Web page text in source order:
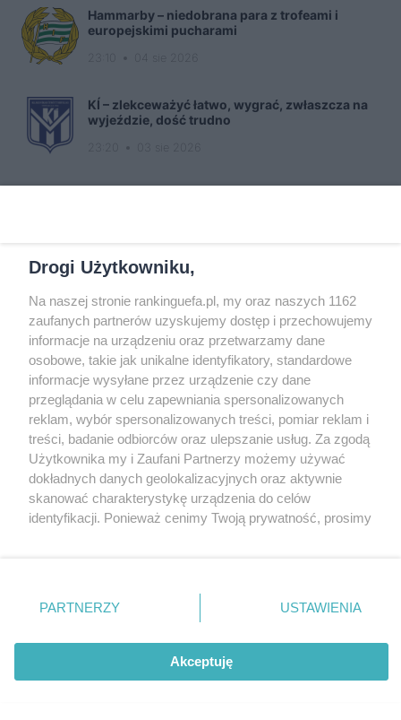
Hammarby – niedobrana para z trofeami i
europejskimi pucharami
KÍ – zlekceważyć łatwo, wygrać, zwłaszcza na
wyjeździe, dość trudno
Wojtek-Poziom trudności rośnie
Adam Poziom trudności rośnie
Adam-Poziom trudności rośnie
Marcin- Dwie porażki na Węgrzech
Krzysztofff-Poziom trudności rośnie
Wojtek- Poziom trudności rośnie
aaaaaaa-Dwie porażki na Węgrzech
Marcin-Dwie porażki na Węgrzech
COPYRIGHT
Ta strona korzysta z ciasteczek aby świadczyć usługi na
Zgoda
Drogi Użytkowniku,
Na naszej stronie rankinguefa.pl, my oraz naszych 1162
zaufanych partnerów uzyskujemy dostęp i przechowujemy
informacje na urządzeniu oraz przetwarzamy dane
osobowe, takie jak unikalne identyfikatory, standardowe
informacje wysyłane przez urządzenie czy dane
przeglądania w celu zapewniania spersonalizowanych
reklam, wybór spersonalizowanych treści, pomiar reklam i
treści, badanie odbiorców oraz ulepszanie usług. Za zgodą
Użytkownika my i Zaufani Partnerzy możemy używać
dokładnych danych geolokalizacyjnych oraz aktywnie
skanować charakterystykę urządzenia do celów
identyfikacji. Ponieważ cenimy Twoją prywatność, prosimy
prywatności znajdujący się w lewym dolnym rogu strony
. Niektóre rodzaje przetwarzania danych nie wymagają
zgody użytkownika, ale masz prawo sprzeciwić się
takiemu przetwarzaniu. Preferencje będą miały
zastosowania tylko na tej witrynie.
PARTNERZY USTAWIENIA
Akceptuję